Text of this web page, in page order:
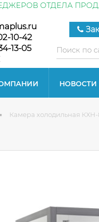
ОТДЕЛА
10-42
13-05
НОВОСТИ
Камера холодильная КХН-